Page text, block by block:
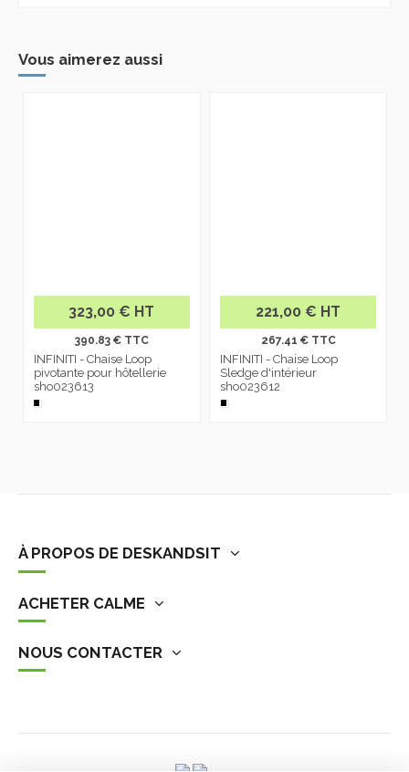
Vous aimerez aussi
323,00 € HT
390.83 € TTC
INFINITI - Chaise Loop
pivotante pour hôtellerie
sho023613
221,00 € HT
267.41 € TTC
INFINITI - Chaise Loop
Sledge d'intérieur
sho023612
À PROPOS DE DESKANDSIT
ACHETER CALME
NOUS CONTACTER